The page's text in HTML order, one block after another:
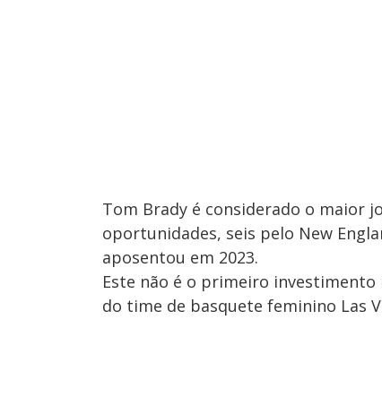
Tom Brady é considerado o maior
oportunidades, seis pelo New
aposentou em 2023.
Este não é o primeiro investimento
do time de basquete feminino Las